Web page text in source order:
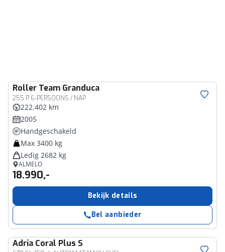
Roller Team Granduca
255 P 6-PERSOONS / NAP
222.402 km
2005
Handgeschakeld
Max 3400 kg
Ledig 2682 kg
ALMELO
18.990,-
Bekijk details
Bel aanbieder
Adria Coral Plus S